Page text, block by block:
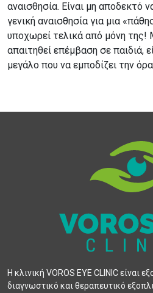
αναισθησία. Είναι μη αποδεκτό
γενική αναισθησία για μια
υποχωρεί τελικά από μόνη
απαιτηθεί επέμβαση σε παιδιά,
μεγάλο που να εμποδίζει την
Η κλινική VOROS EYE CLINIC είναι
διαγνωστικό και θεραπευτικό